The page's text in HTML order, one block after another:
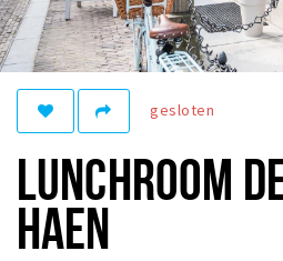
Drinken
Slapen
Recreatief
Winkelgebieden
Parkeren
gesloten
LUNCHROOM
HAEN